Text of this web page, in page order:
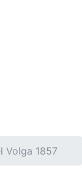
Volga 1857